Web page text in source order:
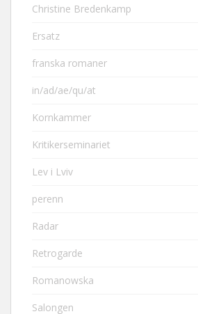
Christine Bredenkamp
Ersatz
franska romaner
in/ad/ae/qu/at
Kornkammer
Kritikerseminariet
Lev i Lviv
perenn
Radar
Retrogarde
Romanowska
Salongen